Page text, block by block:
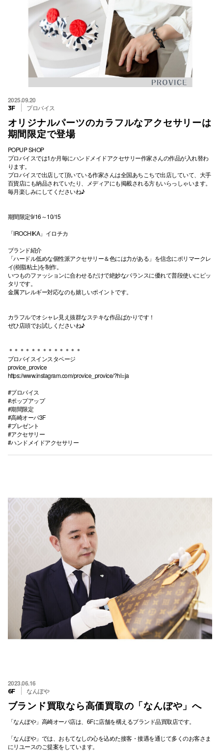
2025.09.20
3F プロバイス
オリジナルパーツのカラフルなアクセサリーは
期間限定で登場
POPUP SHOP
プロバイスでは1か月毎にハンドメイドアクセサリー作家さんの作品が入れ替わ
ります。
プロバイスで出店して頂いている作家さんは全国あちこちで出店していて、大手
百貨店にも納品されていたり、メディアにも掲載される方もいらっしゃいます。
毎月楽しみにしてくださいね♪
期間限定9/16～10/15
「IROCHIKA」イロチカ
ブランド紹介
「ハードル低めな個性派アクセサリー＆色には力がある」を信念にポリマークレ
イ(樹脂粘土)を制作。
いつものファッションに合わせるだけで絶妙なバランスに優れて普段使いにピッ
タリです。
金属アレルギー対応なのも嬉しいポイントです。
カラフルでオシャレ見え抜群なステキな作品ばかりです！
ぜひ店頭でお試しくださいね♪
＊＊＊＊＊＊＊＊＊＊＊＊＊
プロバイスインスタページ
provice_provice
https://www.instagram.com/provice_provice/?hl=ja
#プロバイス
#ポップアップ
#期間限定
#高崎オーパ3F
#プレゼント
#アクセサリー
#ハンドメイドアクセサリー
2023.06.16
6F なんぼや
ブランド買取なら高価買取の「なんぼや」へ
「なんぼや」高崎オーパ店は、6Fに店舗を構えるブランド品買取店です。
「なんぼや」では、おもてなしの心を込めた接客・接遇を通じて多くのお客さま
にリユースのご提案をしています。